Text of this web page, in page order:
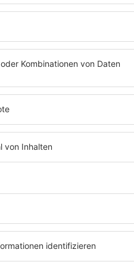
Clark
In den
Spoken-Word-
Sounds ein
in